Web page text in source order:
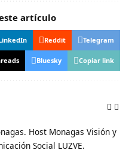
artículo
Reddit Telegram
Bluesky Copiar link
Host Monagas Visión y
Social LUZVE.